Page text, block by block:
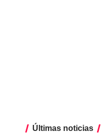
Últimas noticias